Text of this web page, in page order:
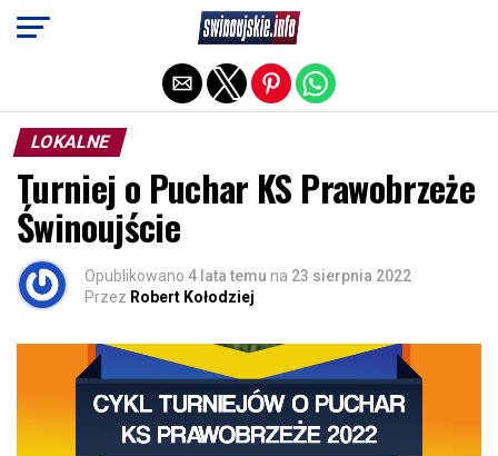
LOKALNE
Turniej o Puchar KS Prawobrzeże
Świnoujście
Opublikowano 4 lata temu na 23 sierpnia 2022
Przez Robert Kołodziej
Exit mobile version